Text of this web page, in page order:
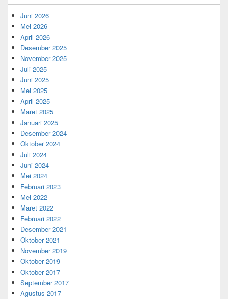
Juni 2026
Mei 2026
April 2026
Desember 2025
November 2025
Juli 2025
Juni 2025
Mei 2025
April 2025
Maret 2025
Januari 2025
Desember 2024
Oktober 2024
Juli 2024
Juni 2024
Mei 2024
Februari 2023
Mei 2022
Maret 2022
Februari 2022
Desember 2021
Oktober 2021
November 2019
Oktober 2019
Oktober 2017
September 2017
Agustus 2017